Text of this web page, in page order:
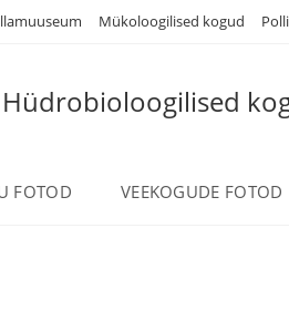
Mükoloogilised kogud Polli
Hüdrobioloogilised
FOTOD VEEKOGUDE FOTOD